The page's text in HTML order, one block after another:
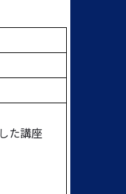
た講座